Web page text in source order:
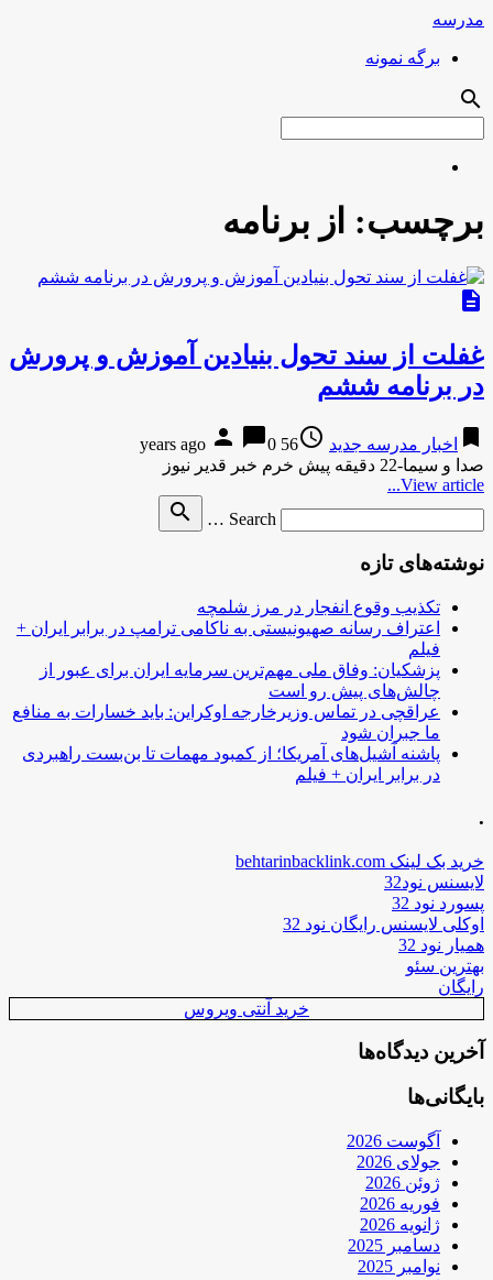
مدرسه
برگه نمونه
search
برچسب: از برنامه
description
غفلت از سند تحول بنیادین آموزش و پرورش
در برنامه ششم
bookmark اخبار مدرسه جدید access_time
56 years ago
person chat_bubble0
صدا و سیما-22 دقیقه پیش خرم خبر قدیر نیوز
View article...
Search …
search
نوشته‌های تازه
تکذیب وقوع انفجار در مرز شلمچه
اعتراف رسانه صهیونیستی به ناکامی ترامپ در برابر ایران +
فیلم
پزشکیان: وفاق ملی مهم‌ترین سرمایه ایران برای عبور از
چالش‌های پیش رو است
عراقچی در تماس وزیرخارجه اوکراین: باید خسارات به منافع
ما جبران شود
پاشنه آشیل‌های آمریکا؛ از کمبود مهمات تا بن‌بست راهبردی
در برابر ایران + فیلم
.
خرید بک لینک behtarinbacklink.com
لایسنس نود32
پسورد نود 32
اوکلی لایسنس رایگان نود 32
همیار نود 32
بهترین سئو
رایگان
خرید آنتی ویروس
آخرین دیدگاه‌ها
بایگانی‌ها
آگوست 2026
جولای 2026
ژوئن 2026
فوریه 2026
ژانویه 2026
دسامبر 2025
نوامبر 2025